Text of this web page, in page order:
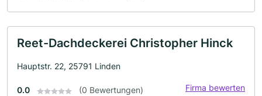
Reet-Dachdeckerei Christopher Hinck
Hauptstr. 22, 25791 Linden
0.0 (0 Bewertungen) Firma bewerten